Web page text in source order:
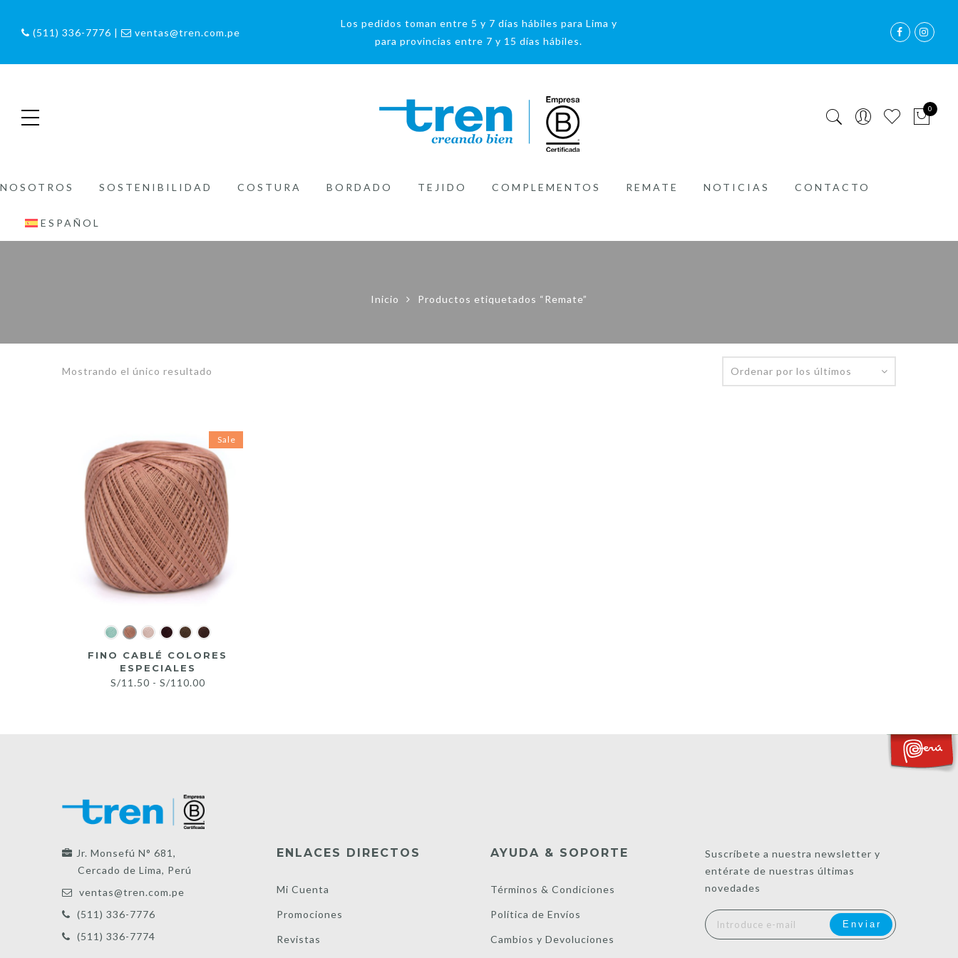
(511) 336-7776 | ventas@tren.com.pe
Los pedidos toman entre 5 y 7 días hábiles para Lima y
para provincias entre 7 y 15 días hábiles.
0
NOSOTROS SOSTENIBILIDAD COSTURA BORDADO TEJIDO COMPLEMENTOS REMATE NOTICIAS CONTACTO
ESPAÑOL
Inicio Productos etiquetados “Remate”
Mostrando el único resultado
Sale
FINO CABLÉ COLORES
ESPECIALES
S/11.50 - S/110.00Rango
Jr. Monsefú N° 681,
Cercado de Lima, Perú
ventas@tren.com.pe
(511) 336-7776
(511) 336-7774
ENLACES DIRECTOS
Mi Cuenta
Promociones
Revistas
AYUDA & SOPORTE
Términos & Condiciones
Política de Envíos
Cambios y Devoluciones
Suscríbete a nuestra newsletter y
entérate de nuestras últimas
novedades